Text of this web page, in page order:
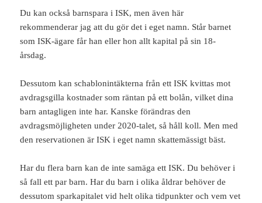
Du kan också barnspara i ISK, men även här
rekommenderar jag att du gör det i eget namn. Står barnet
som ISK-ägare får han eller hon allt kapital på sin 18-
årsdag.
Dessutom kan schablonintäkterna från ett ISK kvittas mot
avdragsgilla kostnader som räntan på ett bolån, vilket dina
barn antagligen inte har. Kanske förändras den
avdragsmöjligheten under 2020-talet, så håll koll. Men med
den reservationen är ISK i eget namn skattemässigt bäst.
Har du flera barn kan de inte samäga ett ISK. Du behöver i
så fall ett par barn. Har du barn i olika åldrar behöver de
dessutom sparkapitalet vid helt olika tidpunkter och vem vet